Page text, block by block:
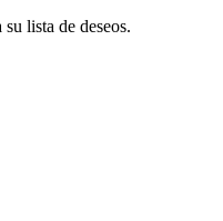
lista de deseos.